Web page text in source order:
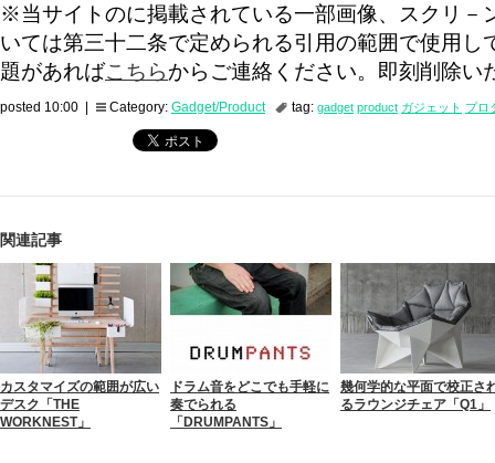
※当サイトのに掲載されている一部画像、スクリ－
いては第三十二条で定められる引用の範囲で使用し
題があればこちらからご連絡ください。即刻削除い
posted 10:00 | Category: Gadget/Product tag: gadget product ガジェット プロ
関連記事
カスタマイズの範囲が広い
デスク「THE
WORKNEST」
ドラム音をどこでも手軽に
奏でられる
「DRUMPANTS」
幾何学的な平面で校正さ
るラウンジチェア「Q1」